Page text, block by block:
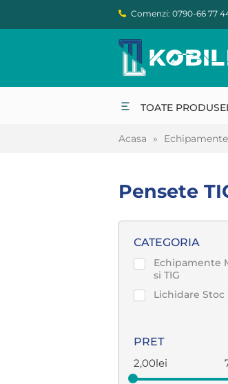
Comenzi: 0790-66 77
TOATE
Acasa »
Pensete
CATEGORIA
Echipamente
si TIG
Lichidare Stoc
PRET
2,00lei